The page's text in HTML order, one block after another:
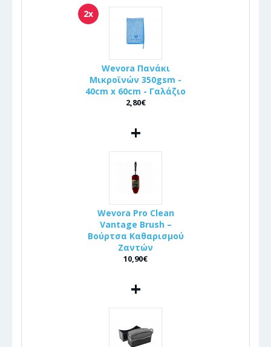
2x
Wevora Πανάκι
Μικροϊνών 350gsm -
40cm x 60cm - Γαλάζιο
2,80€
+
Wevora Pro Clean
Vantage Brush –
Βούρτσα Καθαρισμού
Ζαντών
10,90€
+